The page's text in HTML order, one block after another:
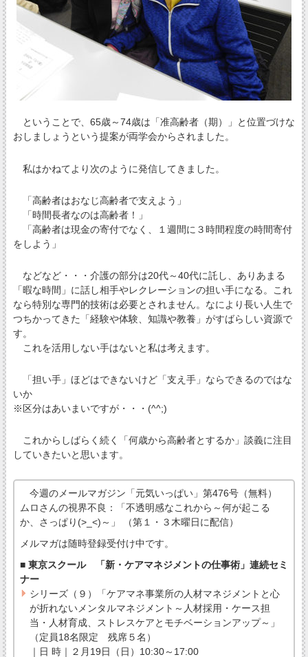
ということで、65歳～74歳は「准高齢者（期）」と位置づけな
おしましょうという提案が両学会からされました。
私はかねてより次のように発信してきました。
「高齢者はおなじ高齢者で支えよう」
「時間長者なのは高齢者！」
「高齢者は現金の寄付でなく、１週間に３時間程度の時間寄付
をしよう」
などなど・・・介護の部分は20代～40代に託し、ありあまる
「暇な時間」に話し相手やレクレーションの担い手になる。これ
なら特別な専門的技術は必要とされません。なにより長い人生で
つちかってきた「経験や体験、知識や教養」がすばらしい資源で
す。
これを活用しない手はないと私は考えます。
「担い手」ほどはできないけど「支え手」ならできるのではな
いか
※区分はあいまいですが・・・(^^;)
これからしばらく続く「何歳から高齢者とするか」談義に注目
していきたいと思います。
今週のメールマガジン「元気いっぱい」第476号（無料）
ムロさんの視界不良：「不透明感なこれから～何が起こる
か、さっぱり(>_<)～」 （第１・３木曜日に配信）
メルマガは随時登録受付け中です。
■ 東京スクール 「新・ケアマネジメントの仕事術」連続セミ
ナー
シリーズ（９）「ケアマネ事業所の人材マネジメントと心
が折れないメンタルマネジメント～人材採用・ケース担
当・人材育成、ストレスケアとモチベーションアップ～」
（定員18名限定 残席５名）
｜日 時｜２月19日（日）10:30～17:00